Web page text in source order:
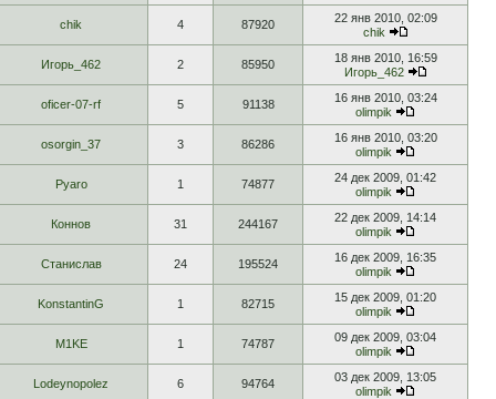
chik 4 87920
22 янв 2010, 02:09
chik
Игорь_462 2 85950
18 янв 2010, 16:59
Игорь_462
oficer-07-rf 5 91138
16 янв 2010, 03:24
olimpik
osorgin_37 3 86286
16 янв 2010, 03:20
olimpik
Pyaro 1 74877
24 дек 2009, 01:42
olimpik
Коннов 31 244167
22 дек 2009, 14:14
olimpik
Станислав 24 195524
16 дек 2009, 16:35
olimpik
KonstantinG 1 82715
15 дек 2009, 01:20
olimpik
M1KE 1 74787
09 дек 2009, 03:04
olimpik
Lodeynopolez 6 94764
03 дек 2009, 13:05
olimpik